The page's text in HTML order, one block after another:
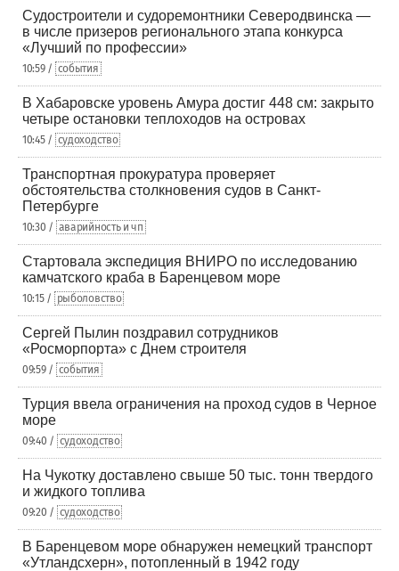
Судостроители и судоремонтники Северодвинска —
в числе призеров регионального этапа конкурса
«Лучший по профессии»
10:59 / события
В Хабаровске уровень Амура достиг 448 см: закрыто
четыре остановки теплоходов на островах
10:45 / судоходство
Транспортная прокуратура проверяет
обстоятельства столкновения судов в Санкт-
Петербурге
10:30 / аварийность и чп
Стартовала экспедиция ВНИРО по исследованию
камчатского краба в Баренцевом море
10:15 / рыболовство
Сергей Пылин поздравил сотрудников
«Росморпорта» с Днем строителя
09:59 / события
Турция ввела ограничения на проход судов в Черное
море
09:40 / судоходство
На Чукотку доставлено свыше 50 тыс. тонн твердого
и жидкого топлива
09:20 / судоходство
В Баренцевом море обнаружен немецкий транспорт
«Утландсхерн», потопленный в 1942 году